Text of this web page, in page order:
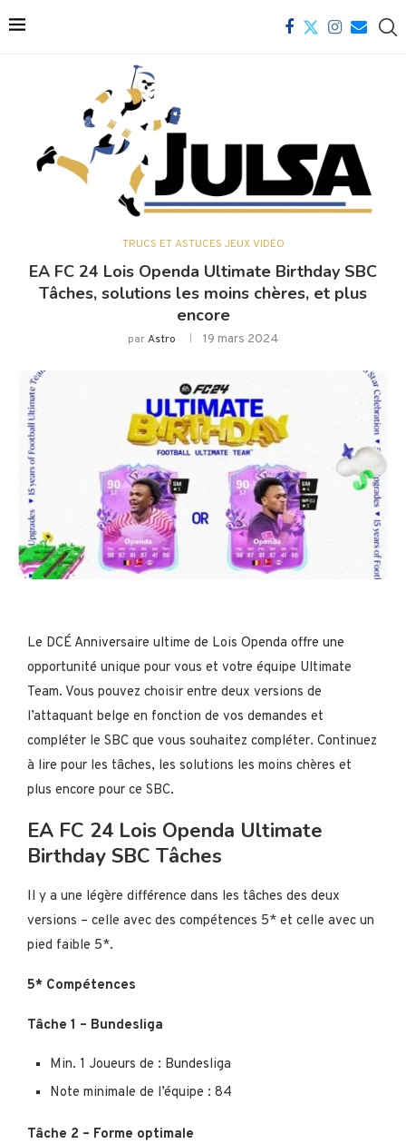
TRUCS ET ASTUCES JEUX VIDÉO
EA FC 24 Lois Openda Ultimate Birthday SBC
Tâches, solutions les moins chères, et plus
encore
parAstro 19 mars 2024
Le DCÉ Anniversaire ultime de Lois Openda offre une
opportunité unique pour vous et votre équipe Ultimate
Team. Vous pouvez choisir entre deux versions de
l’attaquant belge en fonction de vos demandes et
compléter le SBC que vous souhaitez compléter. Continuez
à lire pour les tâches, les solutions les moins chères et
plus encore pour ce SBC.
EA FC 24 Lois Openda Ultimate
Birthday SBC Tâches
Il y a une légère différence dans les tâches des deux
versions – celle avec des compétences 5* et celle avec un
pied faible 5*.
5* Compétences
Tâche 1 – Bundesliga
Min. 1 Joueurs de : Bundesliga
Note minimale de l’équipe : 84
Tâche 2 – Forme optimale